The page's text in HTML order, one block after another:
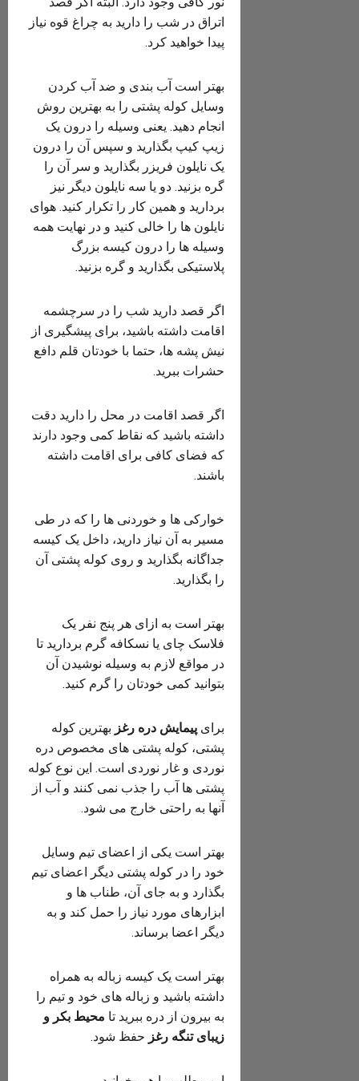
اتراق در شب را دارید به چراغ قوه نیاز
پیدا خواهید کرد.
بهتر است آب بندی و ضد آب کردن
وسایل کوله پشتی را به بهترین روش
انجام دهید. یعنی وسیله را درون یک
زیپ کیپ بگذارید و سپس آن را درون
یک نایلون فریزر بگذارید و سر آن را
گره بزنید. دو یا سه نایلون دیگر نیز
بردارید و همین کار را تکرار کنید. هوای
نایلون ها را خالی کنید و در نهایت همه
وسیله ها را درون کیسه بزرگ
پلاستیکی بگذارید و گره بزنید.
اگر قصد دارید شب را در سرچشمه
اقامت داشته باشید، برای پیشگیری از
نیش پشه ها، حتما با خودتان قلم دافع
حشرات ببرید.
اگر قصد اقامت در محل را دارید دقت
داشته باشید که نقاط کمی وجود دارند
که فضای کافی برای اقامت داشته
باشند.
خوارکی ها و خوردنی ها را که در طی
مسیر به آن نیاز دارید، داخل یک کیسه
جداگانه بگذارید و روی کوله پشتی آن
را بگذارید.
بهتر است به ازای هر پنج نفر یک
فلاسک چای یا نسکافه گرم بردارید تا
در مواقع لازم به وسیله نوشیدن آن
بتوانید کمی خودتان را گرم کنید.
برای پیمایش دره رغز بهترین کوله
پشتی، کوله پشتی های مخصوص دره
نوردی و غار نوردی است. این نوع کوله
پشتی ها آب را جذب نمی کنند و آب از
آنها به راحتی خارج می شود.
بهتر است یکی از اعضای تیم وسایل
خود را در کوله پشتی دیگر اعضای تیم
بگذارد و به جای آن، طناب ها و
ابزارهای مورد نیاز را حمل کند و به
دیگر اعضا برساند.
بهتر است یک کیسه زباله به همراه
داشته باشید و زباله های خود و تیم را
به بیرون از دره ببرید تا محیط بکر و
زیبای تنگه رغز حفظ شود.